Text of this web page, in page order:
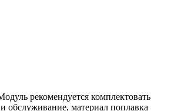
рекомендуется комплектовать
обслуживание, материал поплавка